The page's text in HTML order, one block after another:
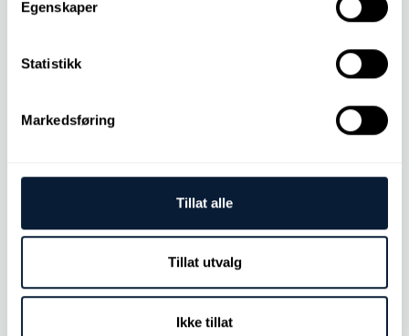
Egenskaper
Statistikk
Markedsføring
Tillat alle
Tillat utvalg
Ikke tillat
COOLANT 3
Alkalitet
Klorider
% Brix